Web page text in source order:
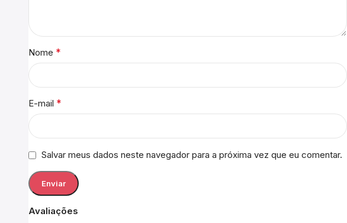
Avaliações
Nome *
E-mail *
Salvar meus dados neste navegador para a próxima vez que eu comentar.